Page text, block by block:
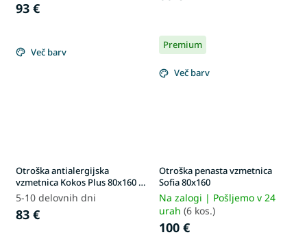
93 €
Več barv
Otroška antialergijska
vzmetnica Kokos Plus 80x160 -
prevleka Aloe Vera
5-10 delovnih dni
83 €
Premium
Več barv
Otroška penasta vzmetnica
Sofia 80x160
Na zalogi | Pošljemo v 24
urah (6 kos.)
100 €